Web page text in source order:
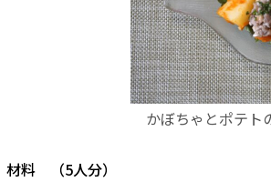
かぼちゃとポテト
材料 （5人分）
親と子の
母
予